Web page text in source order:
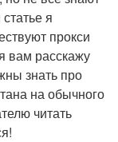
я
прокси
вам расскажу
знать про
на обычного
читать